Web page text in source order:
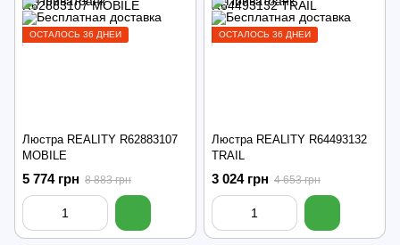
ОСТАЛОСЬ 36 ДНЕЙ
Люстра REALITY R62883107
MOBILE
5 774 грн 8 883 грн
ОСТАЛОСЬ 36 ДНЕЙ
Люстра REALITY R64493132
TRAIL
3 024 грн 4 653 грн